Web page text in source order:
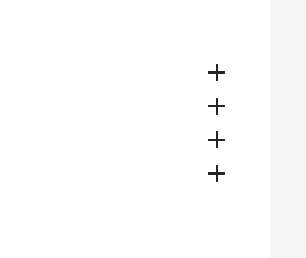



